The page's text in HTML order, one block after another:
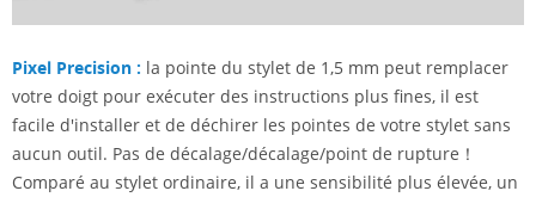
Pixel Precision : la pointe du stylet de 1,5 mm peut remplacer
votre doigt pour exécuter des instructions plus fines, il est
facile d'installer et de déchirer les pointes de votre stylet sans
aucun outil. Pas de décalage/décalage/point de rupture！
Comparé au stylet ordinaire, il a une sensibilité plus élevée, un